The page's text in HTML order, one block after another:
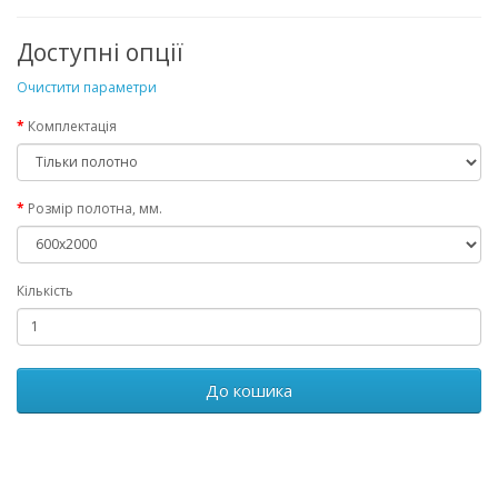
Доступні опції
Очистити параметри
Комплектація
Розмір полотна, мм.
Кількість
До кошика